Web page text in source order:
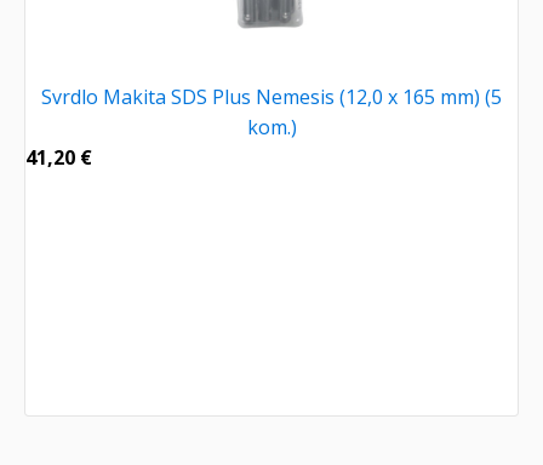
Svrdlo Makita SDS Plus Nemesis (12,0 x 165 mm) (5
kom.)
41,20 €